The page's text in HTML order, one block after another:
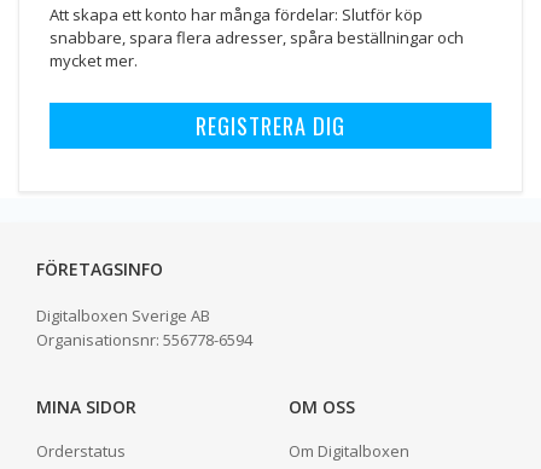
Att skapa ett konto har många fördelar: Slutför köp
snabbare, spara flera adresser, spåra beställningar och
mycket mer.
REGISTRERA DIG
FÖRETAGSINFO
Digitalboxen Sverige AB
Organisationsnr: 556778-6594
MINA SIDOR
Orderstatus
OM OSS
Om Digitalboxen